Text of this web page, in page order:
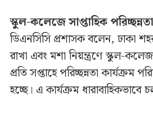
স্কুল-কলেজে সাপ্তাহিক
ডিএনসিসি প্রশাসক বলেন, ঢাকা
রাখা এবং মশা নিয়ন্ত্রণে স্কুল-
প্রতি সপ্তাহে পরিচ্ছন্নতা কার্যক্রম
হচ্ছে। এ কার্যক্রম ধারাবাহিকভাবে